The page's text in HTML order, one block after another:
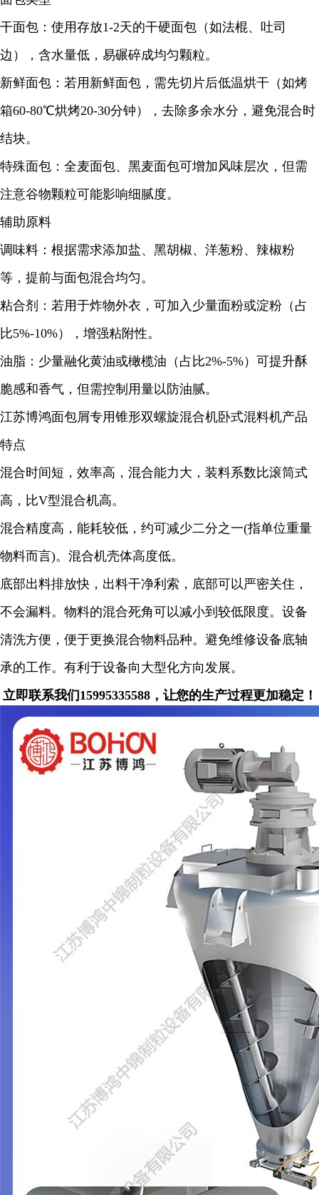
干面包：使用存放1-2天的干硬面包（如法棍、吐司
边），含水量低，易碾碎成均匀颗粒。
新鲜面包：若用新鲜面包，需先切片后低温烘干（如烤
箱60-80℃烘烤20-30分钟），去除多余水分，避免混合时
结块。
特殊面包：全麦面包、黑麦面包可增加风味层次，但需
注意谷物颗粒可能影响细腻度。
辅助原料
调味料：根据需求添加盐、黑胡椒、洋葱粉、辣椒粉
等，提前与面包混合均匀。
粘合剂：若用于炸物外衣，可加入少量面粉或淀粉（占
比5%-10%），增强粘附性。
油脂：少量融化黄油或橄榄油（占比2%-5%）可提升酥
脆感和香气，但需控制用量以防油腻。
江苏博鸿面包屑专用锥形双螺旋混合机卧式混料机产品
特点
混合时间短，效率高，混合能力大，装料系数比滚筒式
高，比V型混合机高。
混合精度高，能耗较低，约可减少二分之一(指单位重量
物料而言)。混合机壳体高度低。
底部出料排放快，出料干净利索，底部可以严密关住，
不会漏料。物料的混合死角可以减小到较低限度。设备
清洗方便，便于更换混合物料品种。避免维修设备底轴
承的工作。有利于设备向大型化方向发展。
立即联系我们15995335588，让您的生产过程更加稳定！